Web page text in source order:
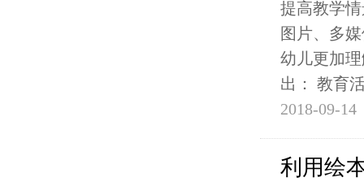
提高教学
图片、多
幼儿更加
出： 教育
2018-09-14
利用绘